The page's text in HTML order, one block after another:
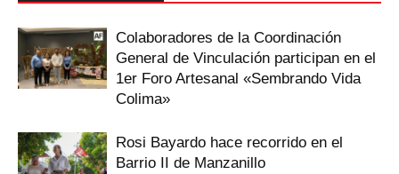
Colaboradores de la Coordinación
General de Vinculación participan en el
1er Foro Artesanal «Sembrando Vida
Colima»
Rosi Bayardo hace recorrido en el
Barrio II de Manzanillo